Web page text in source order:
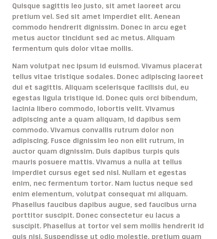
Quisque sagittis leo justo, sit amet laoreet arcu
pretium vel. Sed sit amet imperdiet elit. Aenean
commodo hendrerit dignissim. Donec in arcu eget
metus auctor tincidunt sed ac metus. Aliquam
fermentum quis dolor vitae mollis.
Nam volutpat nec ipsum id euismod. Vivamus placerat
tellus vitae tristique sodales. Donec adipiscing laoreet
dui et sagittis. Aliquam scelerisque facilisis dui, eu
egestas ligula tristique id. Donec quis orci bibendum,
lacinia libero commodo, lobortis velit. Vivamus
adipiscing ante a quam aliquam, id dapibus sem
commodo. Vivamus convallis rutrum dolor non
adipiscing. Fusce dignissim leo non elit rutrum, in
auctor quam dignissim. Duis dapibus turpis quis
mauris posuere mattis. Vivamus a nulla at tellus
imperdiet cursus eget sed nisl. Nullam et egestas
enim, nec fermentum tortor. Nam luctus neque sed
enim elementum, volutpat consequat mi aliquam.
Phasellus faucibus dapibus augue, sed faucibus urna
porttitor suscipit. Donec consectetur eu lacus a
suscipit. Phasellus at tortor vel sem mollis hendrerit id
quis nisi. Suspendisse ut odio molestie, pretium quam